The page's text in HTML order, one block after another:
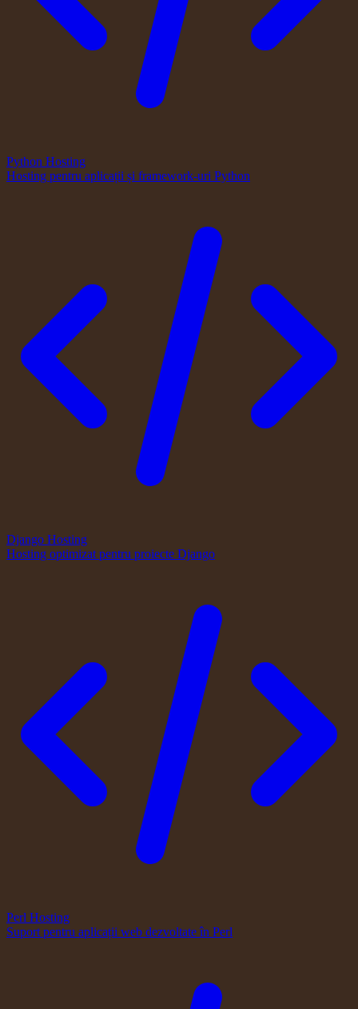
Python Hosting
Hosting pentru aplicații și framework-uri Python
Django Hosting
Hosting optimizat pentru proiecte Django
Perl Hosting
Suport pentru aplicații web dezvoltate în Perl